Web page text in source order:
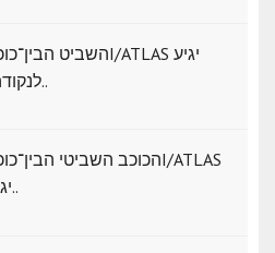
לנקודה הק..
יגיע בי..